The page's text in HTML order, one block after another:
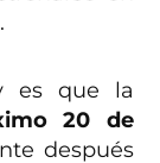
es que la
20 de
después